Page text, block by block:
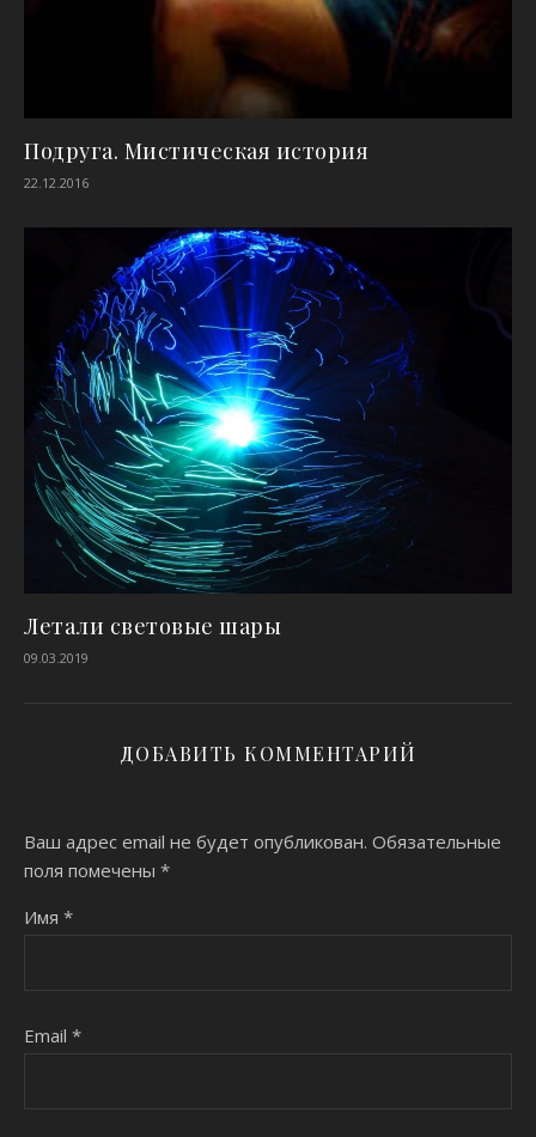
Подруга. Мистическая история
22.12.2016
Летали световые шары
09.03.2019
ДОБАВИТЬ КОММЕНТАРИЙ
Ваш адрес email не будет опубликован. Обязательные
поля помечены *
Имя *
Email *